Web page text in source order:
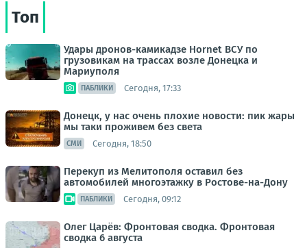
Топ
Удары дронов-камикадзе Hornet ВСУ по
грузовикам на трассах возле Донецка и
Мариуполя
ПАБЛИКИ Сегодня, 17:33
Донецк, у нас очень плохие новости: пик жары
мы таки проживем без света
СМИ Сегодня, 18:50
Перекуп из Мелитополя оставил без
автомобилей многоэтажку в Ростове-на-Дону
ПАБЛИКИ Сегодня, 09:12
Олег Царёв: Фронтовая сводка. Фронтовая
сводка 6 августа